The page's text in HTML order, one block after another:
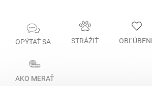
OPÝTAŤ SA STRÁŽIŤ
AKO MERAŤ